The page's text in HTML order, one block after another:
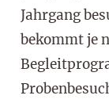
Jahrgang
bekommt je